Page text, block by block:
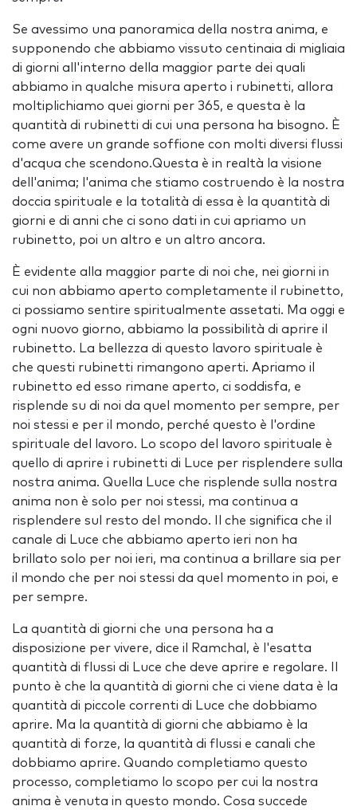
Se avessimo una panoramica della nostra anima, e
supponendo che abbiamo vissuto centinaia di migliaia
di giorni all'interno della maggior parte dei quali
abbiamo in qualche misura aperto i rubinetti, allora
moltiplichiamo quei giorni per 365, e questa è la
quantità di rubinetti di cui una persona ha bisogno. È
come avere un grande soffione con molti diversi flussi
d'acqua che scendono.Questa è in realtà la visione
dell'anima; l'anima che stiamo costruendo è la nostra
doccia spirituale e la totalità di essa è la quantità di
giorni e di anni che ci sono dati in cui apriamo un
rubinetto, poi un altro e un altro ancora.
È evidente alla maggior parte di noi che, nei giorni in
cui non abbiamo aperto completamente il rubinetto,
ci possiamo sentire spiritualmente assetati. Ma oggi e
ogni nuovo giorno, abbiamo la possibilità di aprire il
rubinetto. La bellezza di questo lavoro spirituale è
che questi rubinetti rimangono aperti. Apriamo il
rubinetto ed esso rimane aperto, ci soddisfa, e
risplende su di noi da quel momento per sempre, per
noi stessi e per il mondo, perché questo è l'ordine
spirituale del lavoro. Lo scopo del lavoro spirituale è
quello di aprire i rubinetti di Luce per risplendere sulla
nostra anima. Quella Luce che risplende sulla nostra
anima non è solo per noi stessi, ma continua a
risplendere sul resto del mondo. Il che significa che il
canale di Luce che abbiamo aperto ieri non ha
brillato solo per noi ieri, ma continua a brillare sia per
il mondo che per noi stessi da quel momento in poi, e
per sempre.
La quantità di giorni che una persona ha a
disposizione per vivere, dice il Ramchal, è l'esatta
quantità di flussi di Luce che deve aprire e regolare. Il
punto è che la quantità di giorni che ci viene data è la
quantità di piccole correnti di Luce che dobbiamo
aprire. Ma la quantità di giorni che abbiamo è la
quantità di forze, la quantità di flussi e canali che
dobbiamo aprire. Quando completiamo questo
processo, completiamo lo scopo per cui la nostra
anima è venuta in questo mondo. Cosa succede